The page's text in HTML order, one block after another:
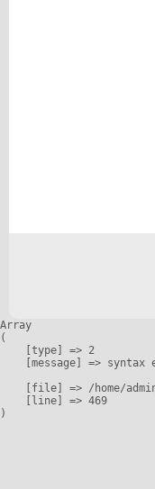
Array
(
    [type] => 2
[message] => syntax
[file] => /home/
    [line] => 469